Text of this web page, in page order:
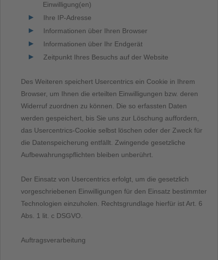
Einwilligung(en)
Ihre IP-Adresse
Informationen über Ihren Browser
Informationen über Ihr Endgerät
Zeitpunkt Ihres Besuchs auf der Website
Des Weiteren speichert Usercentrics ein Cookie in Ihrem
Browser, um Ihnen die erteilten Einwilligungen bzw. deren
Widerruf zuordnen zu können. Die so erfassten Daten
werden gespeichert, bis Sie uns zur Löschung auffordern,
das Usercentrics-Cookie selbst löschen oder der Zweck für
die Datenspeicherung entfällt. Zwingende gesetzliche
Aufbewahrungspflichten bleiben unberührt.
Der Einsatz von Usercentrics erfolgt, um die gesetzlich
vorgeschriebenen Einwilligungen für den Einsatz bestimmter
Technologien einzuholen. Rechtsgrundlage hierfür ist Art. 6
Abs. 1 lit. c DSGVO.
Auftragsverarbeitung